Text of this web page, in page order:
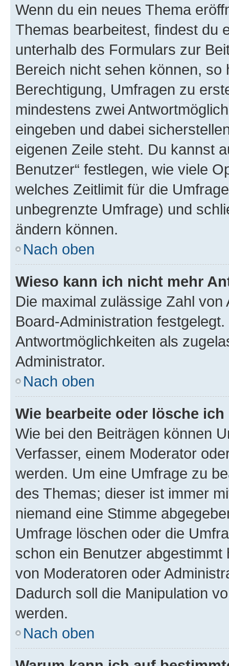
Wenn du ein neues Thema
Themas bearbeitest, findest du
unterhalb des Formulars zur
Bereich nicht sehen können,
Berechtigung, Umfragen zu
mindestens zwei
eingeben und dabei
eigenen Zeile steht. Du kannst
Benutzer“ festlegen, wie viele
welches Zeitlimit für die
unbegrenzte Umfrage) und
ändern können.
Nach oben
Wieso kann ich nicht mehr
Die maximal zulässige Zahl
Board-Administration
Antwortmöglichkeiten als
Administrator.
Nach oben
Wie bearbeite oder lösche
Wie bei den Beiträgen können
Verfasser, einem Moderator
werden. Um eine Umfrage zu
des Themas; dieser ist immer
niemand eine Stimme
Umfrage löschen oder die
schon ein Benutzer
von Moderatoren oder
Dadurch soll die Manipulation
werden.
Nach oben